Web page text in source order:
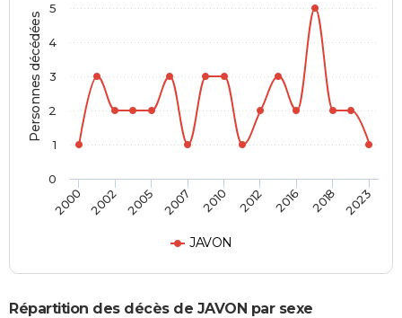
Personnes décédées
JAVON
2000 2002 2005 2007 2010 2012 2016 2018 2023
0
1
2
3
4
5
Répartition des décès de JAVON par sexe